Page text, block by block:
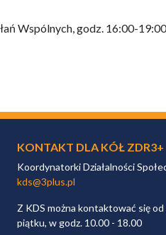
Wspólnych, godz. 16:00-19:00
KONTAKT DLA KÓŁ ZDR3+
Koordynatorki Działalności
kds@3plus.pl
Z KDS można kontaktować się od
piątku, w godz. 10.00 - 18.00